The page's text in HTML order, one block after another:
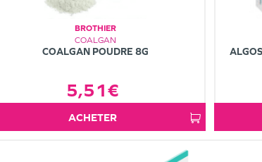
BROTHIER
COALGAN
COALGAN POUDRE 8G
5,51€
ACHETER